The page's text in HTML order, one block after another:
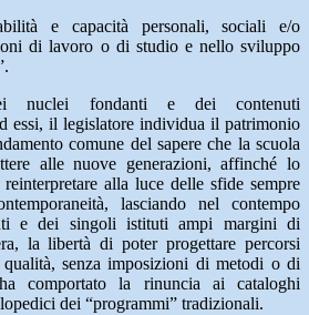
e capacità personali, sociali e/o
di lavoro o di studio e nello sviluppo
nuclei fondanti e dei contenuti
essi, il legislatore individua il patrimonio
comune del sapere che la scuola
alle nuove generazioni, affinché lo
alla luce delle sfide sempre
lasciando nel contempo
e dei singoli istituti ampi margini di
la libertà di poter progettare percorsi
senza imposizioni di metodi o di
comportato la rinuncia ai cataloghi
dei “programmi” tradizionali.